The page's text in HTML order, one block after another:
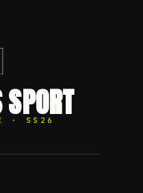
SPORT
· SS26